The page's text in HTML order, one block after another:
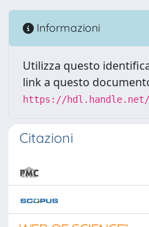
Informazioni
Utilizza questo
link a questo
https://hdl.handle.net/
Citazioni